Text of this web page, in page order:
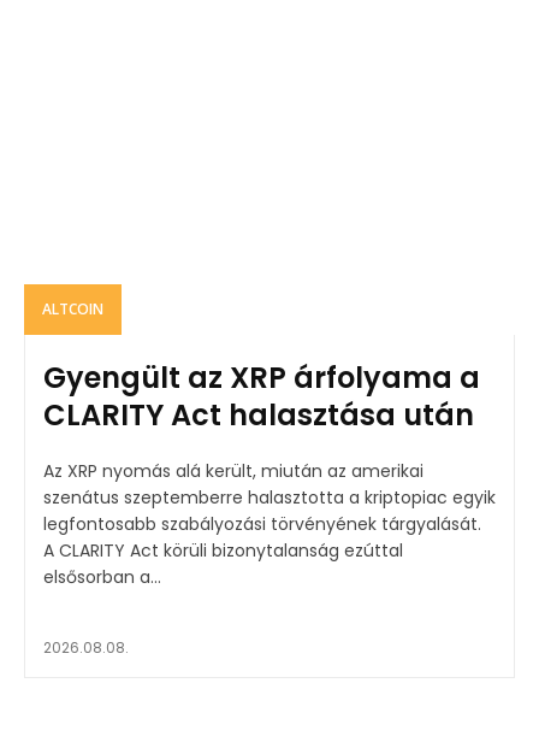
ALTCOIN
Gyengült az XRP árfolyama a
CLARITY Act halasztása után
Az XRP nyomás alá került, miután az amerikai
szenátus szeptemberre halasztotta a kriptopiac egyik
legfontosabb szabályozási törvényének tárgyalását.
A CLARITY Act körüli bizonytalanság ezúttal
elsősorban a...
2026.08.08.